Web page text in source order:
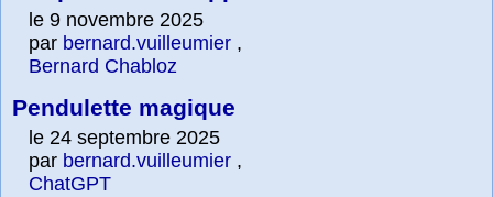
le 9 novembre 2025
par bernard.vuilleumier ,
Bernard Chabloz
Pendulette magique
le 24 septembre 2025
par bernard.vuilleumier ,
ChatGPT